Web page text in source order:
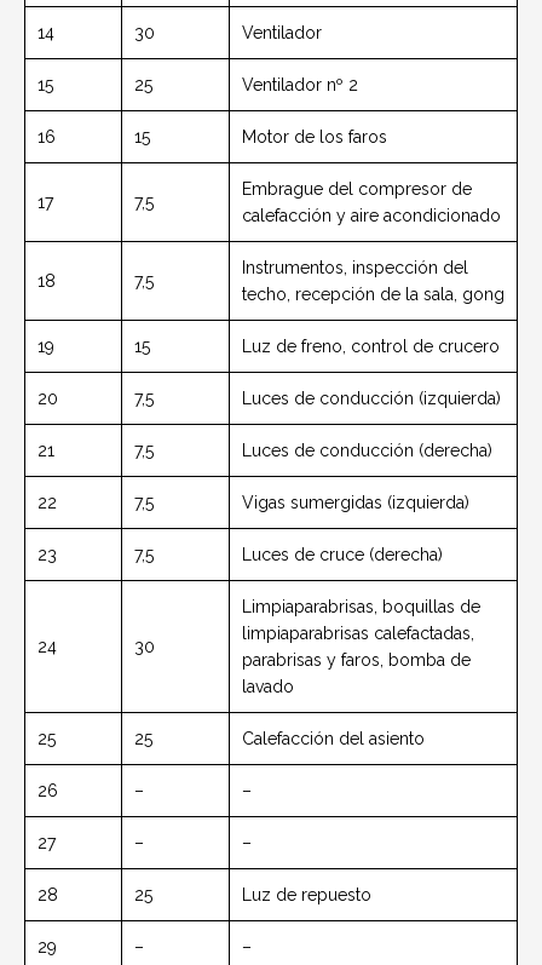
14 30 Ventilador
15 25 Ventilador nº 2
16 15 Motor de los faros
17 7,5
Embrague del compresor de
calefacción y aire acondicionado
18 7,5
Instrumentos, inspección del
techo, recepción de la sala, gong
19 15 Luz de freno, control de crucero
20 7,5 Luces de conducción (izquierda)
21 7,5 Luces de conducción (derecha)
22 7,5 Vigas sumergidas (izquierda)
23 7,5 Luces de cruce (derecha)
24 30
Limpiaparabrisas, boquillas de
limpiaparabrisas calefactadas,
parabrisas y faros, bomba de
lavado
25 25 Calefacción del asiento
26 – –
27 – –
28 25 Luz de repuesto
29 – –